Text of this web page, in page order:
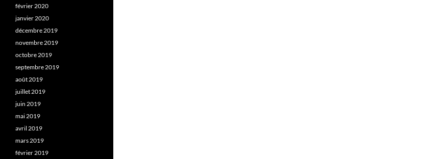
février 2020
janvier 2020
décembre 2019
novembre 2019
octobre 2019
septembre 2019
août 2019
juillet 2019
juin 2019
mai 2019
avril 2019
mars 2019
février 2019